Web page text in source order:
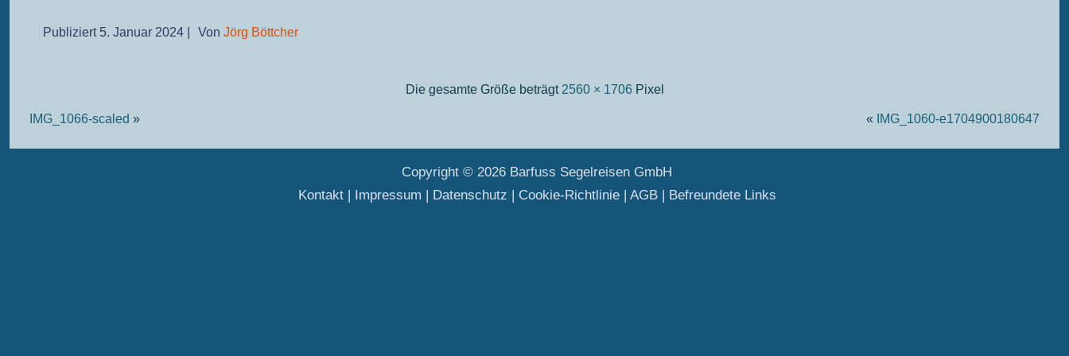
Publiziert 5. Januar 2024 Von Jörg Böttcher
Die gesamte Größe beträgt 2560 × 1706Pixel
IMG_1066-scaled » « IMG_1060-e1704900180647
Copyright © 2026 Barfuss Segelreisen GmbH
Kontakt| Impressum | Datenschutz | Cookie-Richtlinie| AGB| Befreundete Links